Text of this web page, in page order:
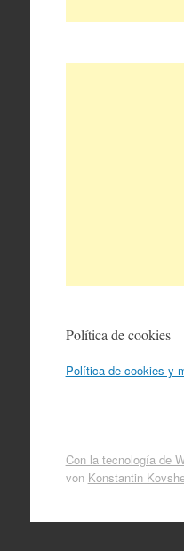
Política de cookies
Política de cookies y
Con la tecnología de
von Konstantin